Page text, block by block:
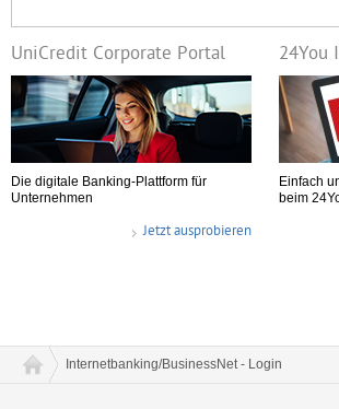
UniCredit Corporate Portal
Die digitale Banking-Plattform für
Unternehmen
Jetzt ausprobieren
24You
Einfach
beim
Internetbanking/BusinessNet - Login